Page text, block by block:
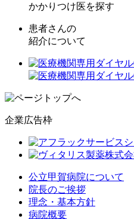
かかりつけ医を探す
患者さんの
紹介について
企業広告枠
公立甲賀病院について
院長のご挨拶
理念・基本方針
病院概要